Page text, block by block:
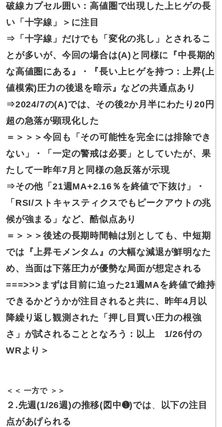
破線カプセル囲い：高値圏で出現した上ヒゲの長
い「十字線」＞に注目
⇒「十字線」 だけでも「変化の兆し」とされるこ
とが多いが、今回の場合は(A)と同様に『中長期的
な高値圏にある』・『長い上ヒゲを持つ：上昇(上
値模索)圧力の後退を暗示』などの共通点あり
⇒2024/7の(A)では、その後2か月半にわたり20円
超の急落が顕現化した
＝＞＞＞今回も
「その可能性を完全には排除でき
ない」・「一定の警戒は必要」としていたが、果
たして一昨年7月と同様の急反落が示現
⇒その他 「21週MA+2.16％を終値で下抜け」・
「RSI/ストキャスティクスでもピークアウトの兆
候が強まる」など、酷似点あり
＝＞＞＞後述の長期時間軸は別としても、中短期
では『上昇モメンタム』の大幅な減退が鮮明なた
め、当面は下落圧力が優勢な局面が想定される
===>>>まずは 目前に迫った21週MAを終値で維持
できるかどうかが注目されると共に、昨年4月以
降繰り返し観測された「押し目買い圧力の根強
さ」が試されることとなろう：以上 1/26付の
WRより＞
＜＜ 一方で ＞＞
２.先週(1/26週)の推移(図中➊)では 、
以下の注目
点があげられる